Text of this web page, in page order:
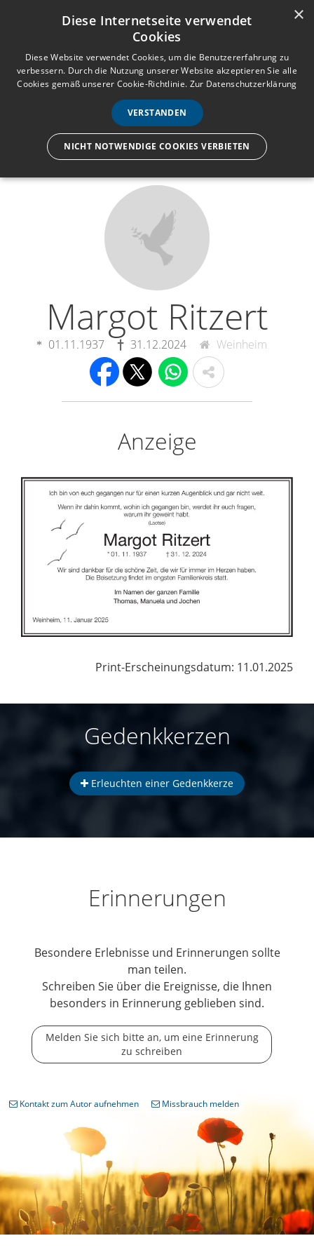
Anmelden Registrieren
e
n
ü
Wir lassen nur die Hand los,
Margot Ritzert
01.11.1937 31.12.2024 Weinheim
Anzeige
Print-Erscheinungsdatum: 11.01.2025
Gedenkkerzen
Erleuchten einer Gedenkkerze
Erinnerungen
Besondere Erlebnisse und Erinnerungen sollte
man teilen.
Schreiben Sie über die Ereignisse, die Ihnen
besonders in Erinnerung geblieben sind.
Melden Sie sich bitte an, um eine Erinnerung
zu schreiben
Kontakt zum Autor aufnehmen Missbrauch melden
×
Diese Internetseite verwendet
Cookies
Diese Website verwendet Cookies, um die Benutzererfahrung zu
verbessern. Durch die Nutzung unserer Website akzeptieren Sie alle
Cookies gemäß unserer Cookie-Richtlinie. Zur Datenschutzerklärung
VERSTANDEN
NICHT NOTWENDIGE COOKIES VERBIETEN